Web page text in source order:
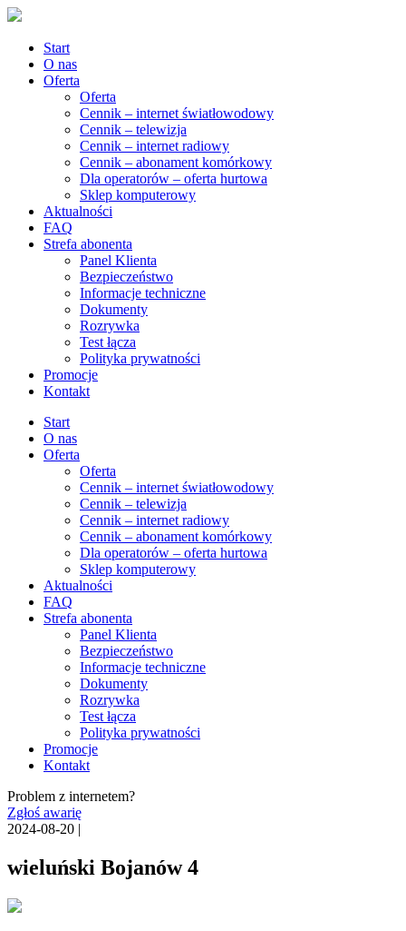
Start
O nas
Oferta
Oferta
Cennik – internet światłowodowy
Cennik – telewizja
Cennik – internet radiowy
Cennik – abonament komórkowy
Dla operatorów – oferta hurtowa
Sklep komputerowy
Aktualności
FAQ
Strefa abonenta
Panel Klienta
Bezpieczeństwo
Informacje techniczne
Dokumenty
Rozrywka
Test łącza
Polityka prywatności
Promocje
Kontakt
Start
O nas
Oferta
Oferta
Cennik – internet światłowodowy
Cennik – telewizja
Cennik – internet radiowy
Cennik – abonament komórkowy
Dla operatorów – oferta hurtowa
Sklep komputerowy
Aktualności
FAQ
Strefa abonenta
Panel Klienta
Bezpieczeństwo
Informacje techniczne
Dokumenty
Rozrywka
Test łącza
Polityka prywatności
Promocje
Kontakt
Problem z internetem?
Zgłoś awarię
2024-08-20 |
wieluński Bojanów 4